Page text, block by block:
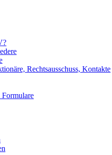
Rechtsausschuss, Kontakte